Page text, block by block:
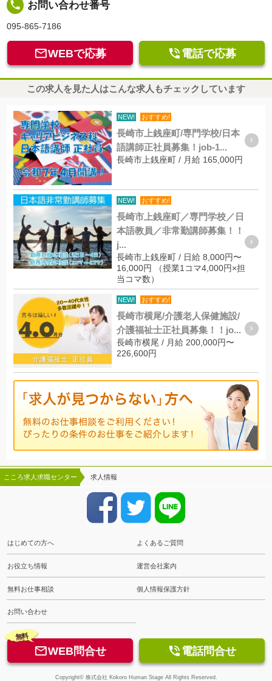
local_phone お問い合わせ番号
095-865-7186
WEBで応募  電話で応募
この求人を見た人はこんな求人もチェックしています
NEW! おすすめ!
長崎市上銭座町/専門学校/日本
語講師正社員募集！job-1...
長崎市上銭座町 / 月給 165,000円
NEW! おすすめ!
長崎市上銭座町／専門学校／日
本語教員／非常勤講師募集！！
j...
長崎市上銭座町 / 日給 8,000円〜
16,000円 （授業1コマ4,000円×担
当コマ数）
NEW! おすすめ!
長崎市横尾/介護老人保健施設/
介護福祉士正社員募集！！jo...
長崎市横尾 / 月給 200,000円〜
226,600円
こころ求人求職センター 求人情報
はじめての方へ よくあるご質問
お役立ち情報 運営会社案内
無料お仕事相談 個人情報保護方針
お問い合わせ
無料
WEB問合せ  電話問合せ
Copyright© 株式会社 Kokoro Human Stage All Rights Reserved.